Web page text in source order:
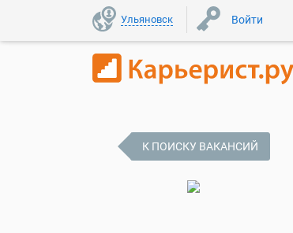
Ульяновск Войти
К ПОИСКУ ВАКАНСИЙ